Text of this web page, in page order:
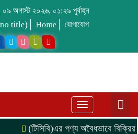
০৯ অগাস্ট ২০২৬, ০১:২৯ পূর্বাহ্ন
title)
Home যোগাযোগ
Toggle
navigation
(টিসিবি)এর পণ্য অবৈধভাবে